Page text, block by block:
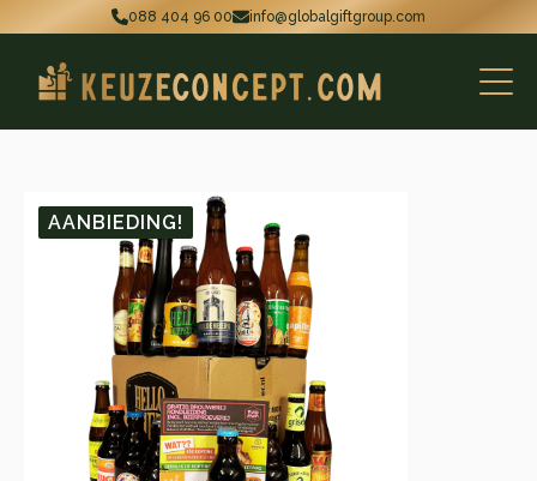
088 404 96 00 info@globalgiftgroup.com
AANBIEDING!